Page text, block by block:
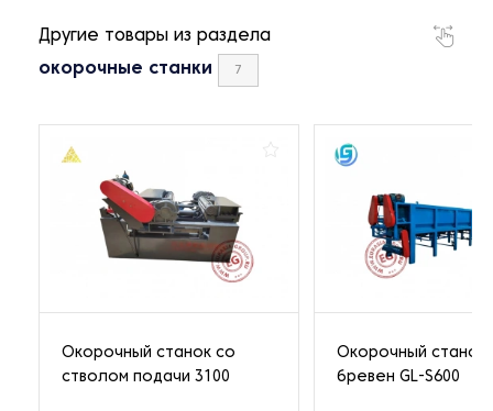
Другие товары из раздела
окорочные станки 7
Окорочный станок со
стволом подачи 3100
Окорочный станок
бревен GL-S600